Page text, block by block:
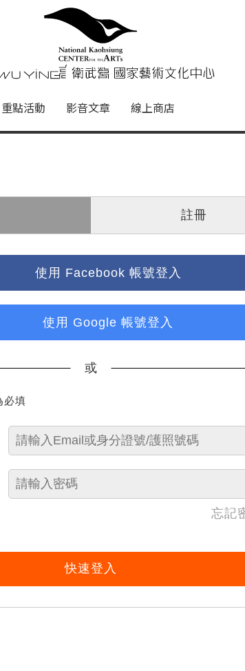
武營國家藝術文
重點活動 影音文章 線上商店
註冊
使用 Facebook 帳號登入
使用 Google 帳號登入
或
必填
忘記
快速登入